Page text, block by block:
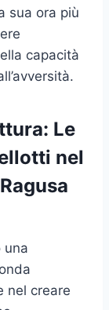
sua ora più
capacità
Le
nel
una
nel creare